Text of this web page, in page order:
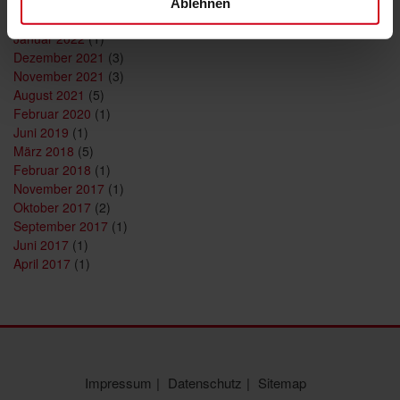
Februar 2022(1)
Januar 2022(1)
Dezember 2021 (3)
November 2021 (3)
August 2021 (5)
Februar 2020 (1)
Juni 2019 (1)
März 2018 (5)
Februar 2018 (1)
November 2017 (1)
Oktober 2017 (2)
September 2017 (1)
Juni 2017 (1)
April 2017 (1)
Impressum Datenschutz Sitemap